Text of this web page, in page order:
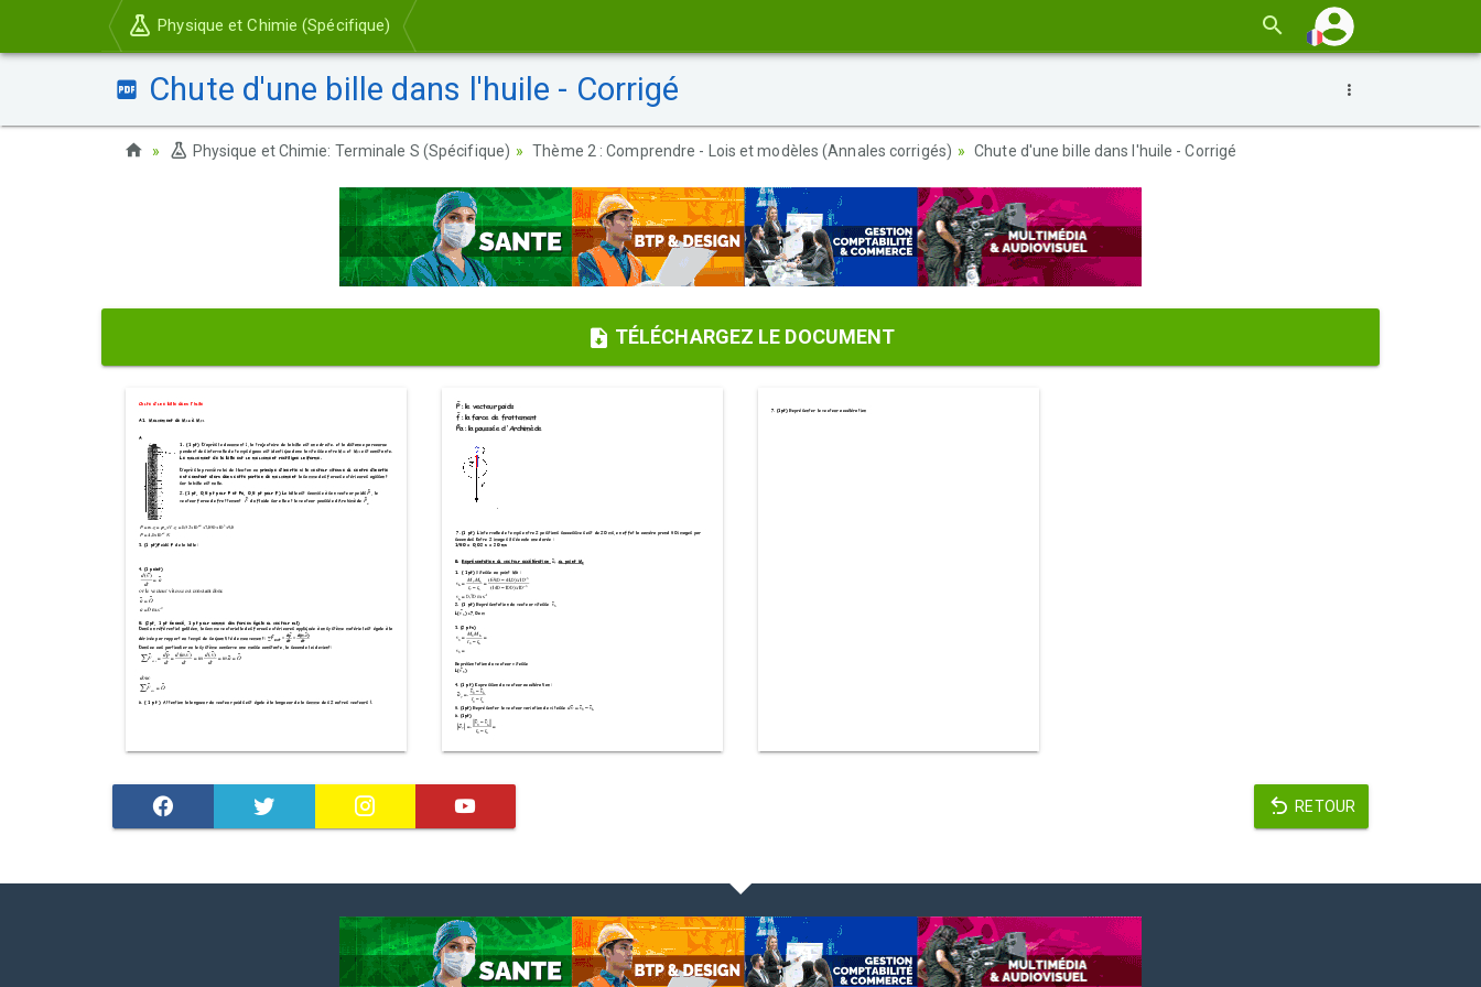
Physique et Chimie (Spécifique)
Chute d'une bille dans l'huile - Corrigé
Physique et Chimie: Terminale S (Spécifique) Thème 2 : Comprendre - Lois et modèles (Annales corrigés) Chute d'une bille dans l'huile - Corrigé
TÉLÉCHARGEZ LE DOCUMENT
RETOUR